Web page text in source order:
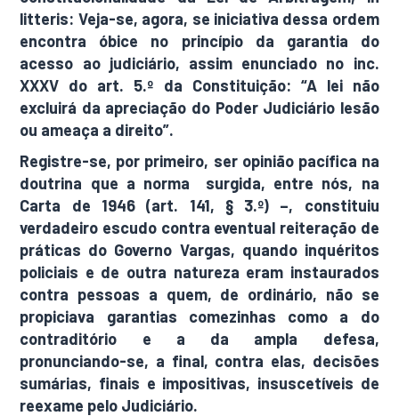
litteris: Veja-se, agora, se iniciativa dessa ordem
encontra óbice no princípio da garantia do
acesso ao judiciário, assim enunciado no inc.
XXXV do art. 5.º da Constituição: “A lei não
excluirá da apreciação do Poder Judiciário lesão
ou ameaça a direito”.
Registre-se, por primeiro, ser opinião pacífica na
doutrina que a norma surgida, entre nós, na
Carta de 1946 (art. 141, § 3.º) –, constituiu
verdadeiro escudo contra eventual reiteração de
práticas do Governo Vargas, quando inquéritos
policiais e de outra natureza eram instaurados
contra pessoas a quem, de ordinário, não se
propiciava garantias comezinhas como a do
contraditório e a da ampla defesa,
pronunciando-se, a final, contra elas, decisões
sumárias, finais e impositivas, insuscetíveis de
reexame pelo Judiciário.